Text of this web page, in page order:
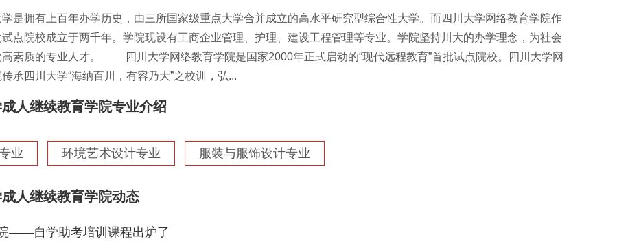
拥有上百年办学历史，由三所国家级重点大学合并成立的高水平研究型综合性大学。而四川大学网络教育学院作
点院校成立于两千年。学院现设有工商企业管理、护理、建设工程管理等专业。学院坚持川大的办学理念，为社会
高素质的专业人才。 四川大学网络教育学院是国家2000年正式启动的“现代远程教育”首批试点院校。四川大学网
承四川大学“海纳百川，有容乃大”之校训，弘...
成人继续教育学院专业介绍
业 环境艺术设计专业 服装与服饰设计专业
成人继续教育学院动态
——自学助考培训课程出炉了